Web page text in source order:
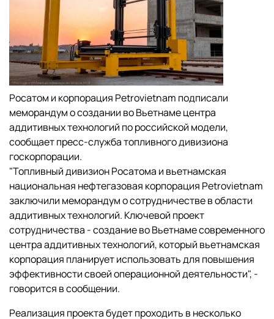
Росатом и корпорация Petrovietnam подписали
меморандум о создании во Вьетнаме центра
аддитивных технологий по российской модели,
сообщает пресс-служба топливного дивизиона
госкорпорации.
"Топливный дивизион Росатома и вьетнамская
национальная нефтегазовая корпорация Petrovietnam
заключили меморандум о сотрудничестве в области
аддитивных технологий. Ключевой проект
сотрудничества - создание во Вьетнаме современного
центра аддитивных технологий, который вьетнамская
корпорация планирует использовать для повышения
эффективности своей операционной деятельности", -
говорится в сообщении.
Реализация проекта будет проходить в несколько